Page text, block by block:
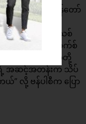
ာင့်လဲဆိုတော့ ကျွန်တော်
ယူပြီး ဂစ်ကလဲ
ရာအားလူံးက အသစ်
တာဝန်ယူခဲ့တဲ့ မိုယက်စ်
ေပါနဲ့၊ ကျွန်တော်တို့
ရဲ့ အဆင့်အတန်းက သိပ်
” လို့ ဗန်ပါစီက ပြော